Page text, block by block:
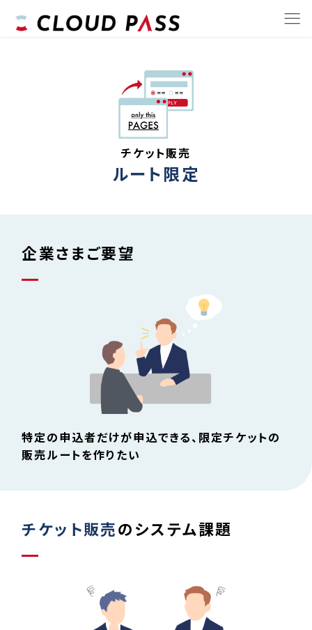
チケット販売
ルート限定
企業さまご要望
特定の申込者だけが申込できる、限定チケットの
販売ルートを作りたい
チケット販売 のシステム課題